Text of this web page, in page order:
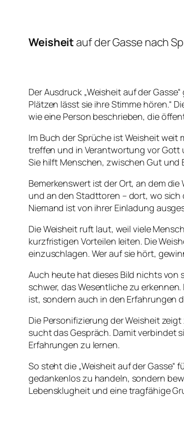
Weisheit auf der Gasse nach
Der Ausdruck „Weisheit auf der Gasse
Plätzen lässt sie ihre Stimme hören.“
wie eine Person beschrieben, die
Im Buch der Sprüche ist Weisheit
treffen und in Verantwortung vor Gott
Sie hilft Menschen, zwischen Gut
Bemerkenswert ist der Ort, an dem
und an den Stadttoren – dort, wo
Niemand ist von ihrer Einladung
Die Weisheit ruft laut, weil viele
kurzfristigen Vorteilen leiten. Die
einzuschlagen. Wer auf sie hört,
Auch heute hat dieses Bild nichts von
schwer, das Wesentliche zu erkennen.
ist, sondern auch in den Erfahrungen
Die Personifizierung der Weisheit
sucht das Gespräch. Damit verbindet
Erfahrungen zu lernen.
So steht die „Weisheit auf der Gasse“
gedankenlos zu handeln, sondern
Lebensklugheit und eine tragfähige